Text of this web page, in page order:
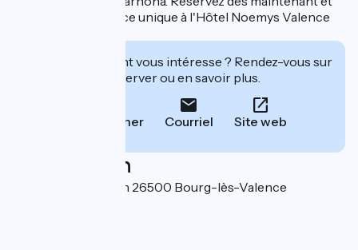
vivez une expérience unique à l'Hôtel Noemys Valence
Cet établissement vous intéresse ? Rendez-vous sur
leur site pour réserver ou en savoir plus.
Téléphoner Courriel Site web
Localisation
50 allée Ninon Valin 26500 Bourg-lès-Valence